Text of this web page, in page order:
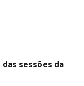
sessões da